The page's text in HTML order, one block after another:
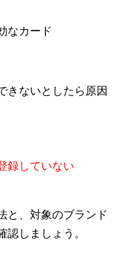
なカード
きないとしたら原因
録していない
と、対象のブランド
認しましょう。